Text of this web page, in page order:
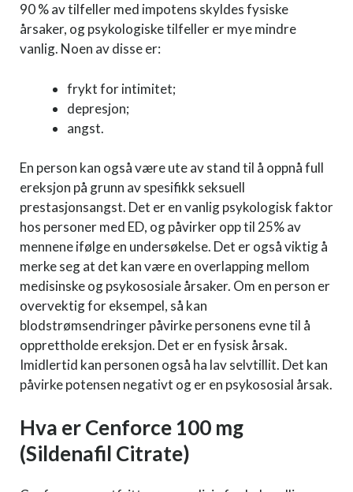
90 % av tilfeller med impotens skyldes fysiske
årsaker, og psykologiske tilfeller er mye mindre
vanlig. Noen av disse er:
frykt for intimitet;
depresjon;
angst.
En person kan også være ute av stand til å oppnå full
ereksjon på grunn av spesifikk seksuell
prestasjonsangst. Det er en vanlig psykologisk faktor
hos personer med ED, og påvirker opp til 25% av
mennene ifølge en undersøkelse. Det er også viktig å
merke seg at det kan være en overlapping mellom
medisinske og psykososiale årsaker. Om en person er
overvektig for eksempel, så kan
blodstrømsendringer påvirke personens evne til å
opprettholde ereksjon. Det er en fysisk årsak.
Imidlertid kan personen også ha lav selvtillit. Det kan
påvirke potensen negativt og er en psykososial årsak.
Hva er Cenforce 100 mg
(Sildenafil Citrate)